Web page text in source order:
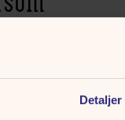
Detaljer